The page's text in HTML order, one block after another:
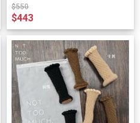
$550
$443